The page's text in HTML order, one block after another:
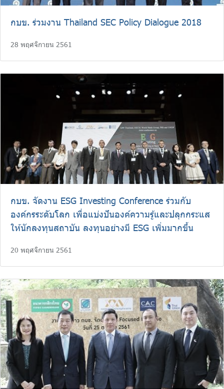
กบข. ร่วมงาน Thailand SEC Policy Dialogue 2018
28 พฤศจิกายน 2561
กบข. จัดงาน ESG Investing Conference ร่วมกับ
องค์กรระดับโลก เพื่อแบ่งปันองค์ความรู้และปลุกกระแส
ให้นักลงทุนสถาบัน ลงทุนอย่างมี ESG เพิ่มมากขึ้น
20 พฤศจิกายน 2561